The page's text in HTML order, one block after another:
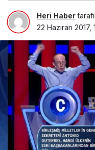
Heri Haber
22 Haziran 2017,